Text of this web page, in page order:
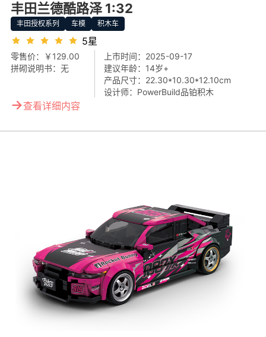
丰田兰德酷路泽 1:32
丰田授权系列 车模 积木车
5星
零售价：
￥129.00
拼砌说明书： 无
上市时间： 2025-09-17
建议年龄： 14岁+
产品尺寸： 22.30*10.30*12.10cm
设计师： PowerBuild品铂积木
→查看详细内容